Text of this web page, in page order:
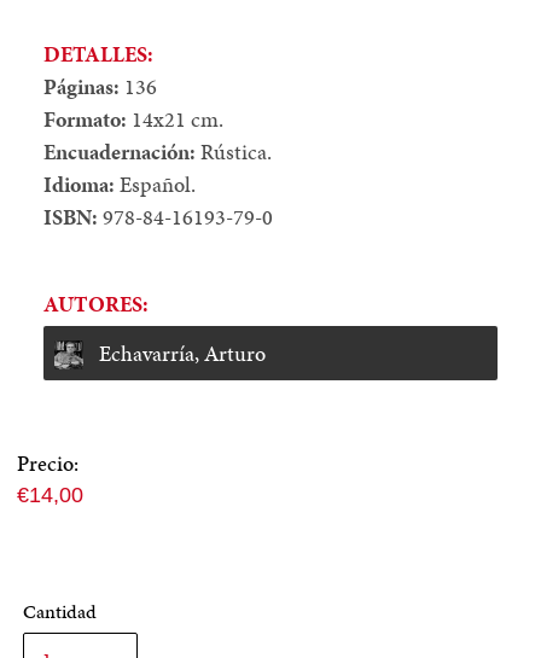
DETALLES:
Páginas: 136
Formato: 14x21 cm.
Encuadernación:Rústica.
Idioma:Español.
ISBN:978-84-16193-79-0
AUTORES:
Echavarría, Arturo
Precio:
Precio
€14,00
Cantidad